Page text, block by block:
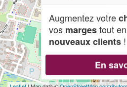
Augmentez votre
vos margestout
nouveaux clients !
En